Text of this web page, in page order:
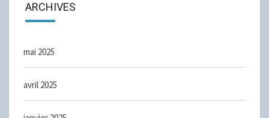
ARCHIVES
mai 2025
avril 2025